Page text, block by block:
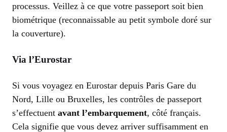
processus. Veillez à ce que votre passeport soit bien
biométrique (reconnaissable au petit symbole doré sur
la couverture).
Via l’Eurostar
Si vous voyagez en Eurostar depuis Paris Gare du
Nord, Lille ou Bruxelles, les contrôles de passeport
s’effectuent avant l’embarquement, côté français.
Cela signifie que vous devez arriver suffisamment en